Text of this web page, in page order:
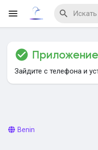
Reels
Зайдите с телефона и
Benin